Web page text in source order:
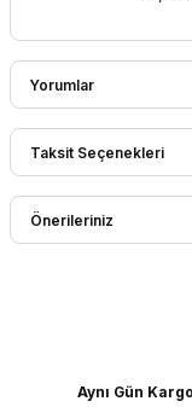
Yorumlar
Bu
Taksit Seçenekleri
Önerileriniz
Aynı Gün Kargo